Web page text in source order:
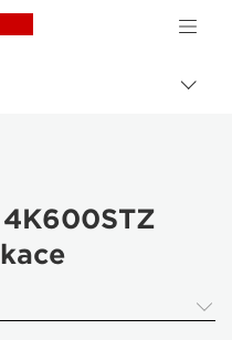
Canon Logo, back to